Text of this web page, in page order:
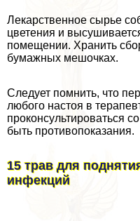
Лекарственное сырье
цветения и
помещении. Хранить
бумажных мешочках.
Следует помнить, что
любого настоя в
проконсультироваться
быть противопоказания.
15 трав для
инфекций